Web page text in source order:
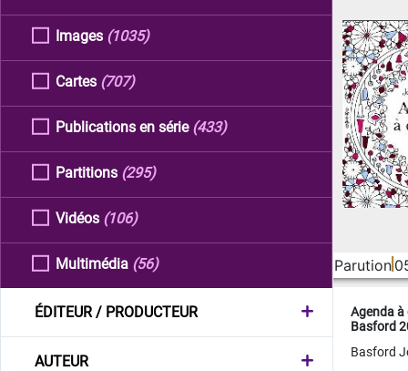
Images (1035)
Cartes (707)
Publications en série (433)
Partitions (295)
Vidéos (106)
Multimédia (56)
ÉDITEUR / PRODUCTEUR
AUTEUR
Parution
Agenda
Basford
Basford